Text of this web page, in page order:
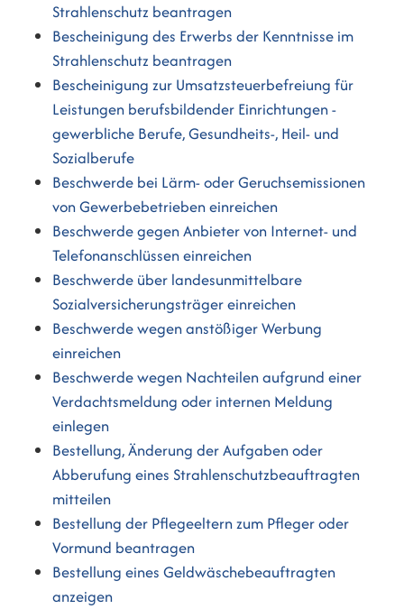
Strahlenschutz beantragen
Bescheinigung des Erwerbs der Kenntnisse im
Strahlenschutz beantragen
Bescheinigung zur Umsatzsteuerbefreiung für
Leistungen berufsbildender Einrichtungen -
gewerbliche Berufe, Gesundheits-, Heil- und
Sozialberufe
Beschwerde bei Lärm- oder Geruchsemissionen
von Gewerbebetrieben einreichen
Beschwerde gegen Anbieter von Internet- und
Telefonanschlüssen einreichen
Beschwerde über landesunmittelbare
Sozialversicherungsträger einreichen
Beschwerde wegen anstößiger Werbung
einreichen
Beschwerde wegen Nachteilen aufgrund einer
Verdachtsmeldung oder internen Meldung
einlegen
Bestellung, Änderung der Aufgaben oder
Abberufung eines Strahlenschutzbeauftragten
mitteilen
Bestellung der Pflegeeltern zum Pfleger oder
Vormund beantragen
Bestellung eines Geldwäschebeauftragten
anzeigen